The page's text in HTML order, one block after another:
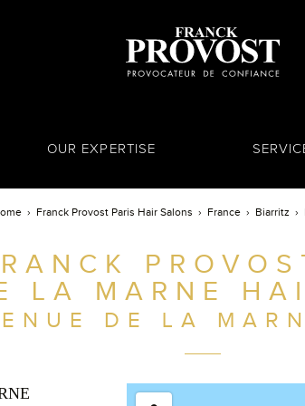
Franck Provost Paris Hair Salons France Biarritz
LA MARNE
DE LA
OUR EXPERTISE